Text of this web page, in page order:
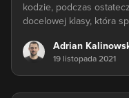
kodzie, podczas
docelowej klasy, która
Adrian
19 listopada 2021